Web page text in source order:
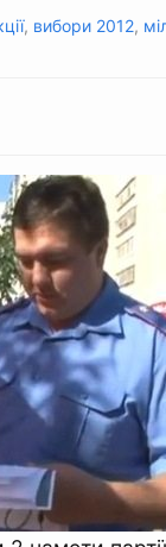
, вибори 2012,